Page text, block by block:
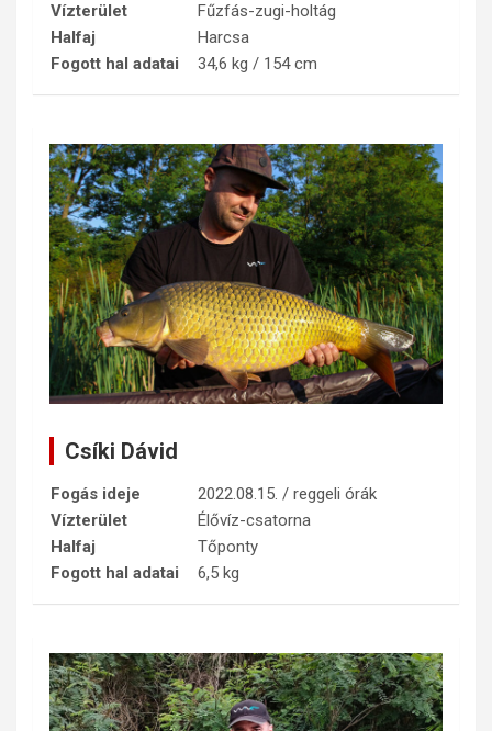
Vízterület
Fűzfás-zugi-holtág
Halfaj
Harcsa
Fogott hal adatai
34,6 kg / 154 cm
Csíki Dávid
Fogás ideje
2022.08.15. / reggeli órák
Vízterület
Élővíz-csatorna
Halfaj
Tőponty
Fogott hal adatai
6,5 kg